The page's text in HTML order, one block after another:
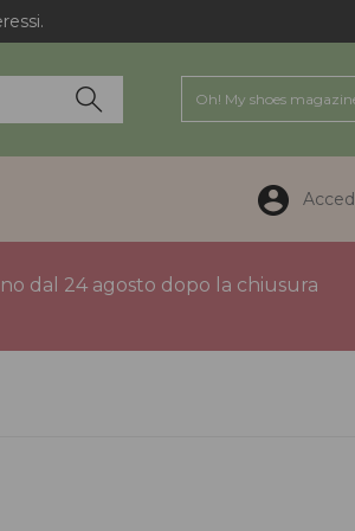
Oh! My shoes
dal 24 agosto dopo la chiusura